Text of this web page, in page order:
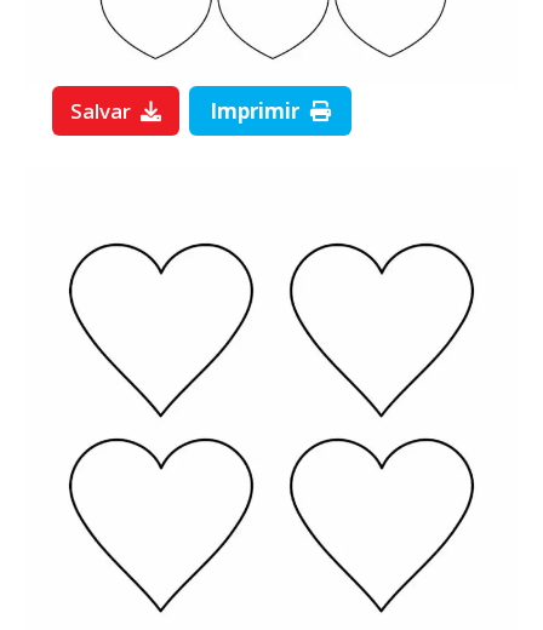
Salvar Imprimir